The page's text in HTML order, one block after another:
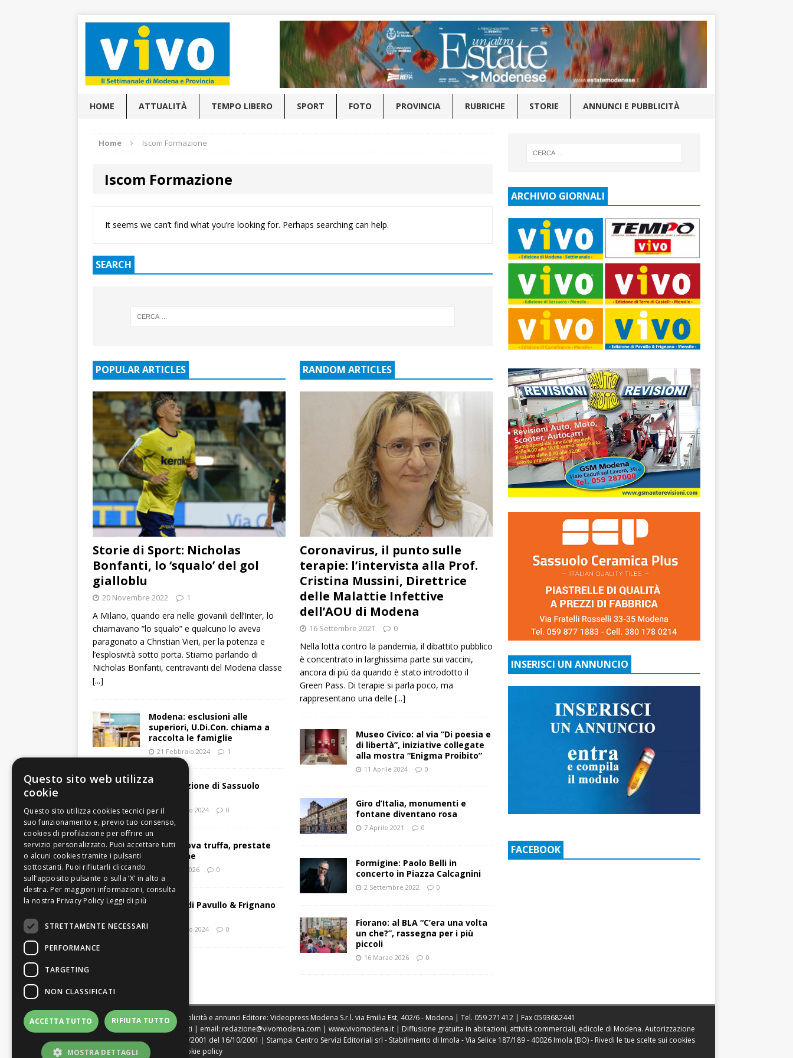
HOME ATTUALITÀ TEMPO LIBERO SPORT FOTO PROVINCIA RUBRICHE STORIE ANNUNCI E PUBBLICITÀ
Home Iscom Formazione
Iscom Formazione
It seems we can’t find what you’re looking for. Perhaps searching can help.
SEARCH
POPULAR ARTICLES
Storie di Sport: Nicholas
Bonfanti, lo ‘squalo’ del gol
gialloblu
20 Novembre 2022 1
A Milano, quando era nelle giovanili dell’Inter, lo
chiamavano “lo squalo” e qualcuno lo aveva
paragonato a Christian Vieri, per la potenza e
l’esplosività sotto porta. Stiamo parlando di
Nicholas Bonfanti, centravanti del Modena classe
[...]
Modena: esclusioni alle
superiori, U.Di.Con. chiama a
raccolta le famiglie
21 Febbraio 2024 1
Issuu edizione di Sassuolo
17 Gennaio 2024 0
Carpi: nuova truffa, prestate
attenzione
6 Agosto 2026 0
Edizione di Pavullo & Frignano
24 Gennaio 2024 0
RANDOM ARTICLES
Coronavirus, il punto sulle
terapie: l’intervista alla Prof.
Cristina Mussini, Direttrice
delle Malattie Infettive
dell’AOU di Modena
16 Settembre 2021 0
Nella lotta contro la pandemia, il dibattito pubblico
è concentrato in larghissima parte sui vaccini,
ancora di più da quando è stato introdotto il
Green Pass. Di terapie si parla poco, ma
rappresentano una delle [...]
Museo Civico: al via “Di poesia e
di libertà”, iniziative collegate
alla mostra “Enigma Proibito”
11 Aprile 2024 0
Giro d’Italia, monumenti e
fontane diventano rosa
7 Aprile 2021 0
Formigine: Paolo Belli in
concerto in Piazza Calcagnini
2 Settembre 2022 0
Fiorano: al BLA “C’era una volta
un che?”, rassegna per i più
piccoli
16 Marzo 2026 0
ARCHIVIO GIORNALI
INSERISCI UN ANNUNCIO
FACEBOOK
Sede legale, Redazione, pubblicità e annunci Editore: Videopress Modena S.r.l. via Emilia Est, 402/6 - Modena | Tel. 059 271412 | Fax 0593682441
Direttore Resp. Giovanni Botti | email: redazione@vivomodena.com | www.vivomodena.it | Diffusione gratuita in abitazioni, attività commerciali, edicole di Modena. Autorizzazione
Tribunale di Modena n. 1604/2001 del 16/10/2001 | Stampa: Centro Servizi Editoriali srl - Stabilimento di Imola - Via Selice 187/189 - 40026 Imola (BO) - Rivedi le tue scelte sui cookies
|Web Agency Modena Cookie policy
Questo sito web utilizza
cookie
Leggi di più
STRETTAMENTE NECESSARI
PERFORMANCE
TARGETING
NON CLASSIFICATI
ACCETTA TUTTO RIFIUTA TUTTO
MOSTRA DETTAGLI